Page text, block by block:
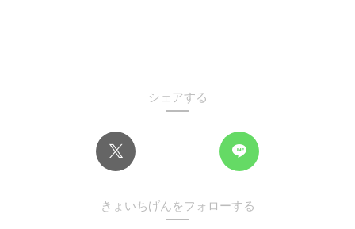
シェアする
きょいちげんをフォローする